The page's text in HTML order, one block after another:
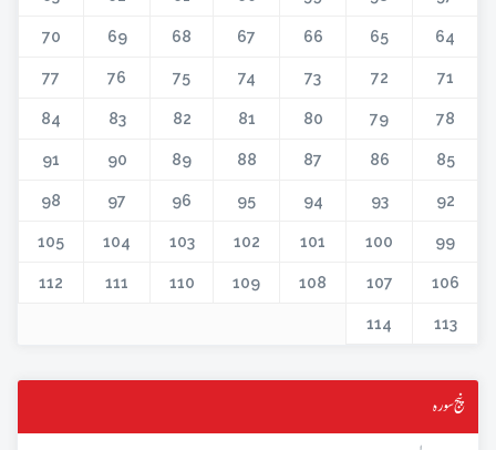
64
65
66
67
68
69
70
71
72
73
74
75
76
77
78
79
80
81
82
83
84
85
86
87
88
89
90
91
92
93
94
95
96
97
98
99
100
101
102
103
104
105
106
107
108
109
110
111
112
113
114
پنج سورہ